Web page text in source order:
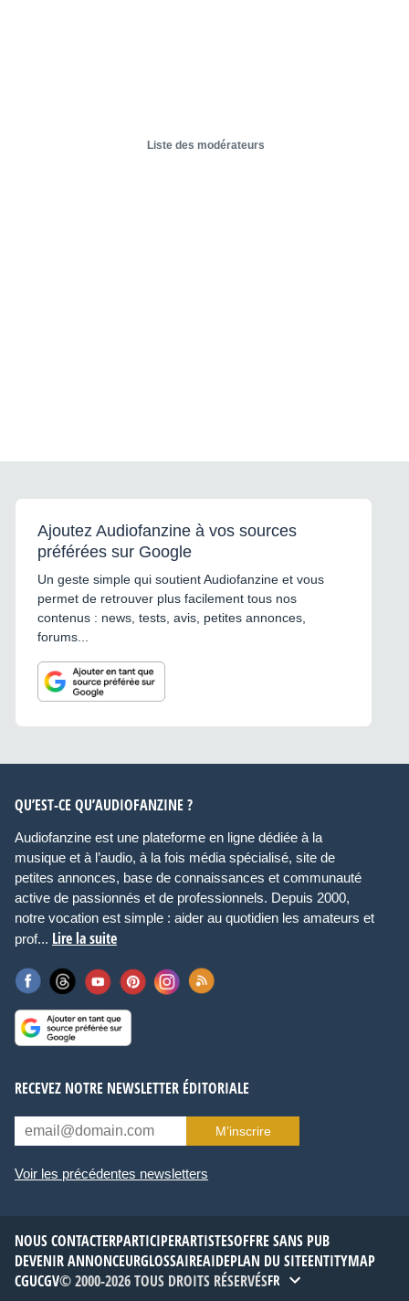
Liste des modérateurs
Ajoutez Audiofanzine à vos sources
préférées sur Google
Un geste simple qui soutient Audiofanzine et vous
permet de retrouver plus facilement tous nos
contenus : news, tests, avis, petites annonces,
forums...
QU’EST-CE QU’AUDIOFANZINE ?
Audiofanzine est une plateforme en ligne dédiée à la
musique et à l’audio, à la fois média spécialisé, site de
petites annonces, base de connaissances et communauté
active de passionnés et de professionnels. Depuis 2000,
notre vocation est simple : aider au quotidien les amateurs et
prof... Lire la suite
RECEVEZ NOTRE NEWSLETTER ÉDITORIALE
M’inscrire
Voir les précédentes newsletters
NOUS CONTACTERPARTICIPERARTISTESOFFRE SANS PUB
DEVENIR ANNONCEURGLOSSAIREAIDEPLAN DU SITEENTITYMAP
CGUCGV© 2000-2026 TOUS DROITS RÉSERVÉSFR